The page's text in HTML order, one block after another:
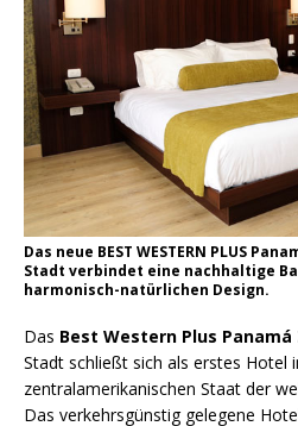
Das neue BEST WESTERN PLUS
Stadt verbindet eine nachhaltige
harmonisch-natürlichen Design.
Das Best Western Plus Panamá
Stadt schließt sich als erstes Hotel
zentralamerikanischen Staat der
Das verkehrsgünstig gelegene